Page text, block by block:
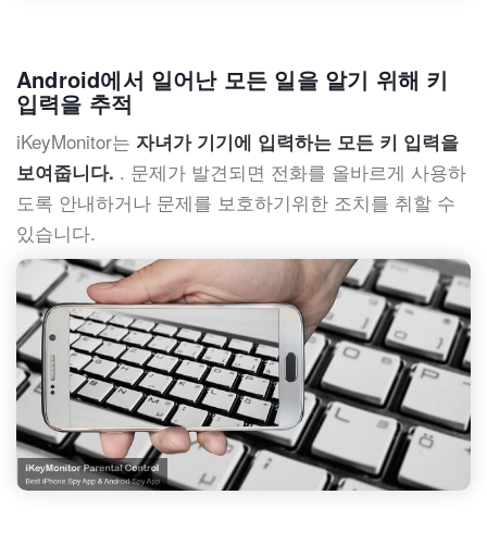
Android에서 일어난 모든 일을 알기 위해 키
입력을 추적
iKeyMonitor는 자녀가 기기에 입력하는 모든 키 입력을
보여줍니다. . 문제가 발견되면 전화를 올바르게 사용하
도록 안내하거나 문제를 보호하기위한 조치를 취할 수
있습니다.